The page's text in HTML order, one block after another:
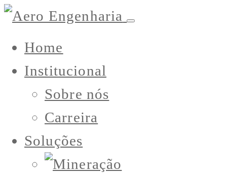
Home
Institucional
Sobre nós
Carreira
Soluções